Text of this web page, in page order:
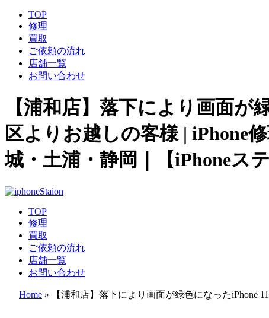
TOP
修理
買取
ご依頼の流れ
店舗一覧
お問い合わせ
【浦和店】落下により画面が
区よりお越しの客様 | iPhone
城・土浦・静岡｜【iPhoneス
TOP
修理
買取
ご依頼の流れ
店舗一覧
お問い合わせ
Home » 【浦和店】落下により画面が緑色になったiPhone